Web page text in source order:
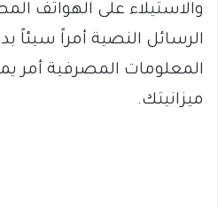
والاستيلاء على الهواتف
الرسائل النصية أمراً سيئاً
المعلومات المصرفية أمر
ميزانيتك.